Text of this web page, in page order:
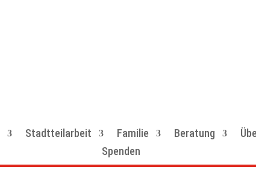
Stadtteilarbeit Familie Beratung
Spenden